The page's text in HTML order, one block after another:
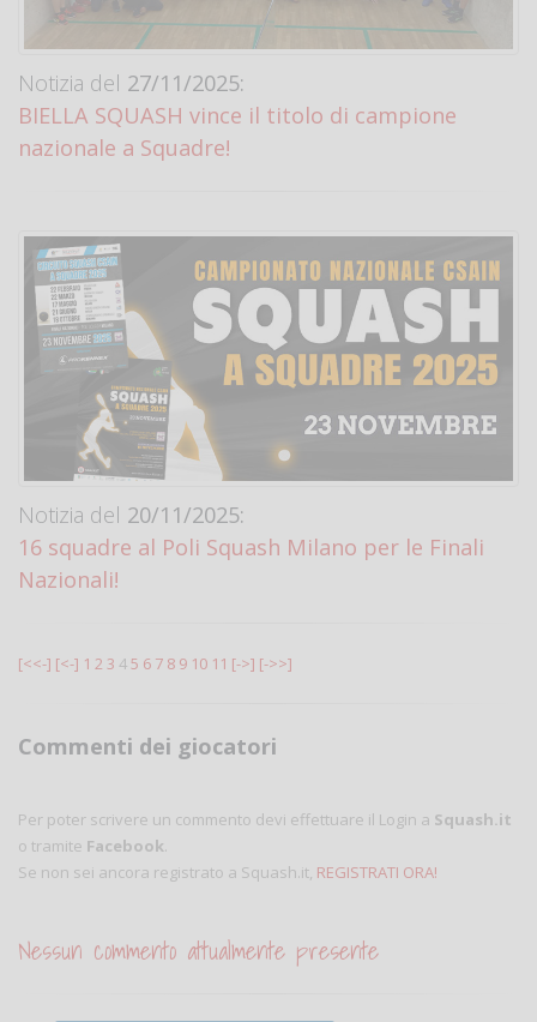
Notizia del 27/11/2025:
BIELLA SQUASH vince il titolo di campione
nazionale a Squadre!
Notizia del 20/11/2025:
16 squadre al Poli Squash Milano per le Finali
Nazionali!
[<<-] [<-] 1 2 3 45 6 7 8 9 10 11 [->] [->>]
Commenti dei giocatori
Per poter scrivere un commento devi effettuare il Login a Squash.it
o tramite Facebook.
Se non sei ancora registrato a Squash.it, REGISTRATI ORA!
Nessun commento attualmente presente